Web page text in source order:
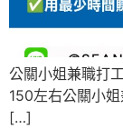
公關小姐兼職打
150左右公關小
[…]